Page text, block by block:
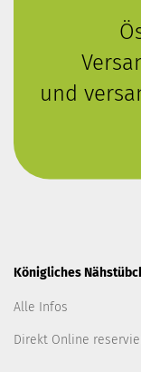
und
Königliches
Alle Infos
Direkt Online